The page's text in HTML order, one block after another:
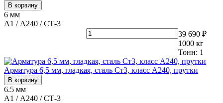
В корзину
6 мм
А1 / А240 / СТ-3
39 690 ₽
1000 кг
Тонн: 1
Арматура 6,5 мм, гладкая, сталь Ст3, класс А240, прутки
В корзину
6.5 мм
А1 / А240 / СТ-3